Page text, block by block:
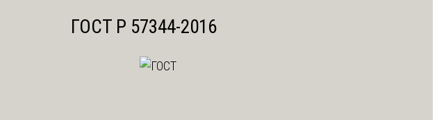
ГОСТ Р 57344-2016